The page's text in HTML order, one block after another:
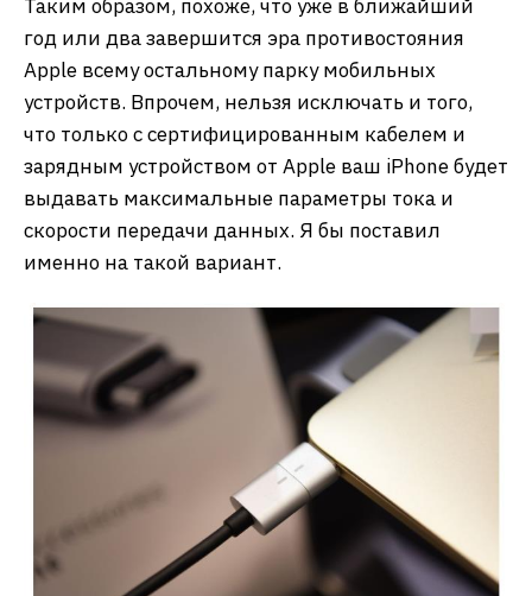
Таким образом, похоже, что уже в ближайший
год или два завершится эра противостояния
Apple всему остальному парку мобильных
устройств. Впрочем, нельзя исключать и того,
что только с сертифицированным кабелем и
зарядным устройством от Apple ваш iPhone будет
выдавать максимальные параметры тока и
скорости передачи данных. Я бы поставил
именно на такой вариант.